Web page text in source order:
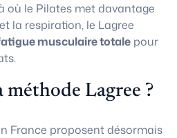
où le Pilates met davantage
la respiration, le Lagree
musculaire totale pour
Lagree ?
France proposent désormais